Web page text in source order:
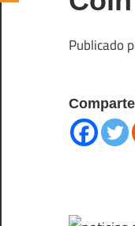
Publicado